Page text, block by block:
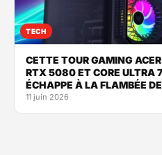
TECH
CETTE TOUR GAMING
RTX 5080 ET CORE ULTRA
ÉCHAPPE À LA FLAMBÉE
11 juin 2026